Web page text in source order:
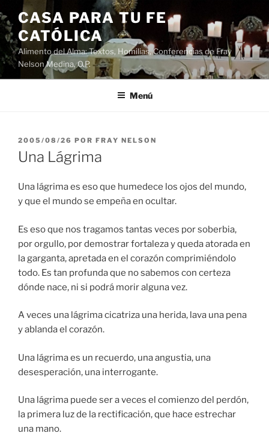
Saltar
al
contenido
CASA PARA TU FE
CATÓLICA
Alimento del Alma: Textos, Homilias, Conferencias de Fray
Nelson Medina, O.P.
Menú
PUBLICADO
EL
2005/08/26 POR FRAY NELSON
Una Lágrima
Una lágrima es eso que humedece los ojos del mundo,
y que el mundo se empeña en ocultar.
Es eso que nos tragamos tantas veces por soberbia,
por orgullo, por demostrar fortaleza y queda atorada en
la garganta, apretada en el corazón comprimiéndolo
todo. Es tan profunda que no sabemos con certeza
dónde nace, ni si podrá morir alguna vez.
A veces una lágrima cicatriza una herida, lava una pena
y ablanda el corazón.
Una lágrima es un recuerdo, una angustia, una
desesperación, una interrogante.
Una lágrima puede ser a veces el comienzo del perdón,
la primera luz de la rectificación, que hace estrechar
una mano.